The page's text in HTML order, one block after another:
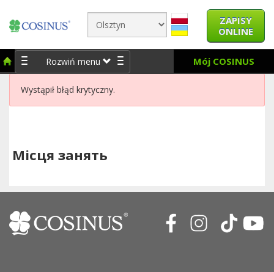
ZAPISY
ONLINE
Rozwiń menu Mój COSINUS
Wystąpił błąd krytyczny.
Місця занять